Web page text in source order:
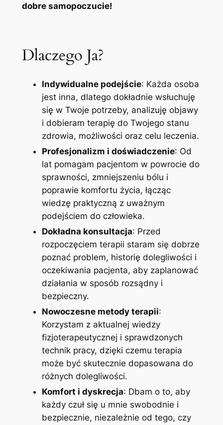
dobre samopoczucie!
Dlaczego Ja?
Indywidualne podejście: Każda osoba
jest inna, dlatego dokładnie wsłuchuję
się w Twoje potrzeby, analizuję objawy
i dobieram terapię do Twojego stanu
zdrowia, możliwości oraz celu leczenia.
Profesjonalizm i doświadczenie: Od
lat pomagam pacjentom w powrocie do
sprawności, zmniejszeniu bólu i
poprawie komfortu życia, łącząc
wiedzę praktyczną z uważnym
podejściem do człowieka.
Dokładna konsultacja: Przed
rozpoczęciem terapii staram się dobrze
poznać problem, historię dolegliwości i
oczekiwania pacjenta, aby zaplanować
działania w sposób rozsądny i
bezpieczny.
Nowoczesne metody terapii:
Korzystam z aktualnej wiedzy
fizjoterapeutycznej i sprawdzonych
technik pracy, dzięki czemu terapia
może być skutecznie dopasowana do
różnych dolegliwości.
Komfort i dyskrecja: Dbam o to, aby
każdy czuł się u mnie swobodnie i
bezpiecznie, niezależnie od tego, czy